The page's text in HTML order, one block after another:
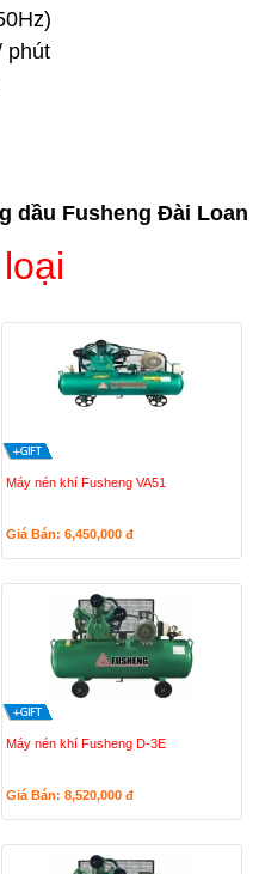
phút
dầu Fusheng Đài Loan
Máy nén khí Fusheng VA51
Giá Bán: 6,450,000 đ
Máy nén khí Fusheng D-3E
Giá Bán: 8,520,000 đ